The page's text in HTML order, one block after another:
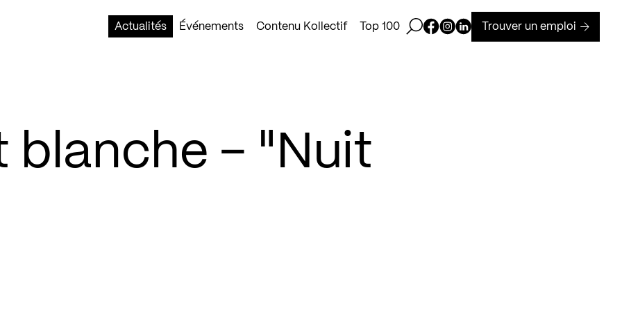
Actualités
Événements Contenu Kollectif Top 100 Ouvrir la barre de recherche
Page Facebook de Kollectif
Page Instagram de Kollectif
Page Linkedin de Kollectif
Trouver un emploi
blanche – "Nuit